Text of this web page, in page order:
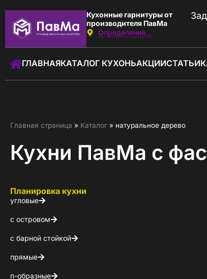
Кухонные гарнитуры от
производителя ПавМа
Определение...
ГЛАВНАЯКАТАЛОГ КУХОНЬАКЦИИСТАТЬИ
Главная страница » Каталог » натуральное дерево
Кухни ПавМа с
Планировка кухни
угловые
с островом
с барной стойкой
прямые
п-образные
+7 (930) 037-01-01
Заказать звонок
КАТАЛОГ КУХОНЬ
КАЛЬКУЛЯТОР КУХНИ
АКЦИИ
О КОМПАНИИ
КОНТАКТЫ
БЛОГ